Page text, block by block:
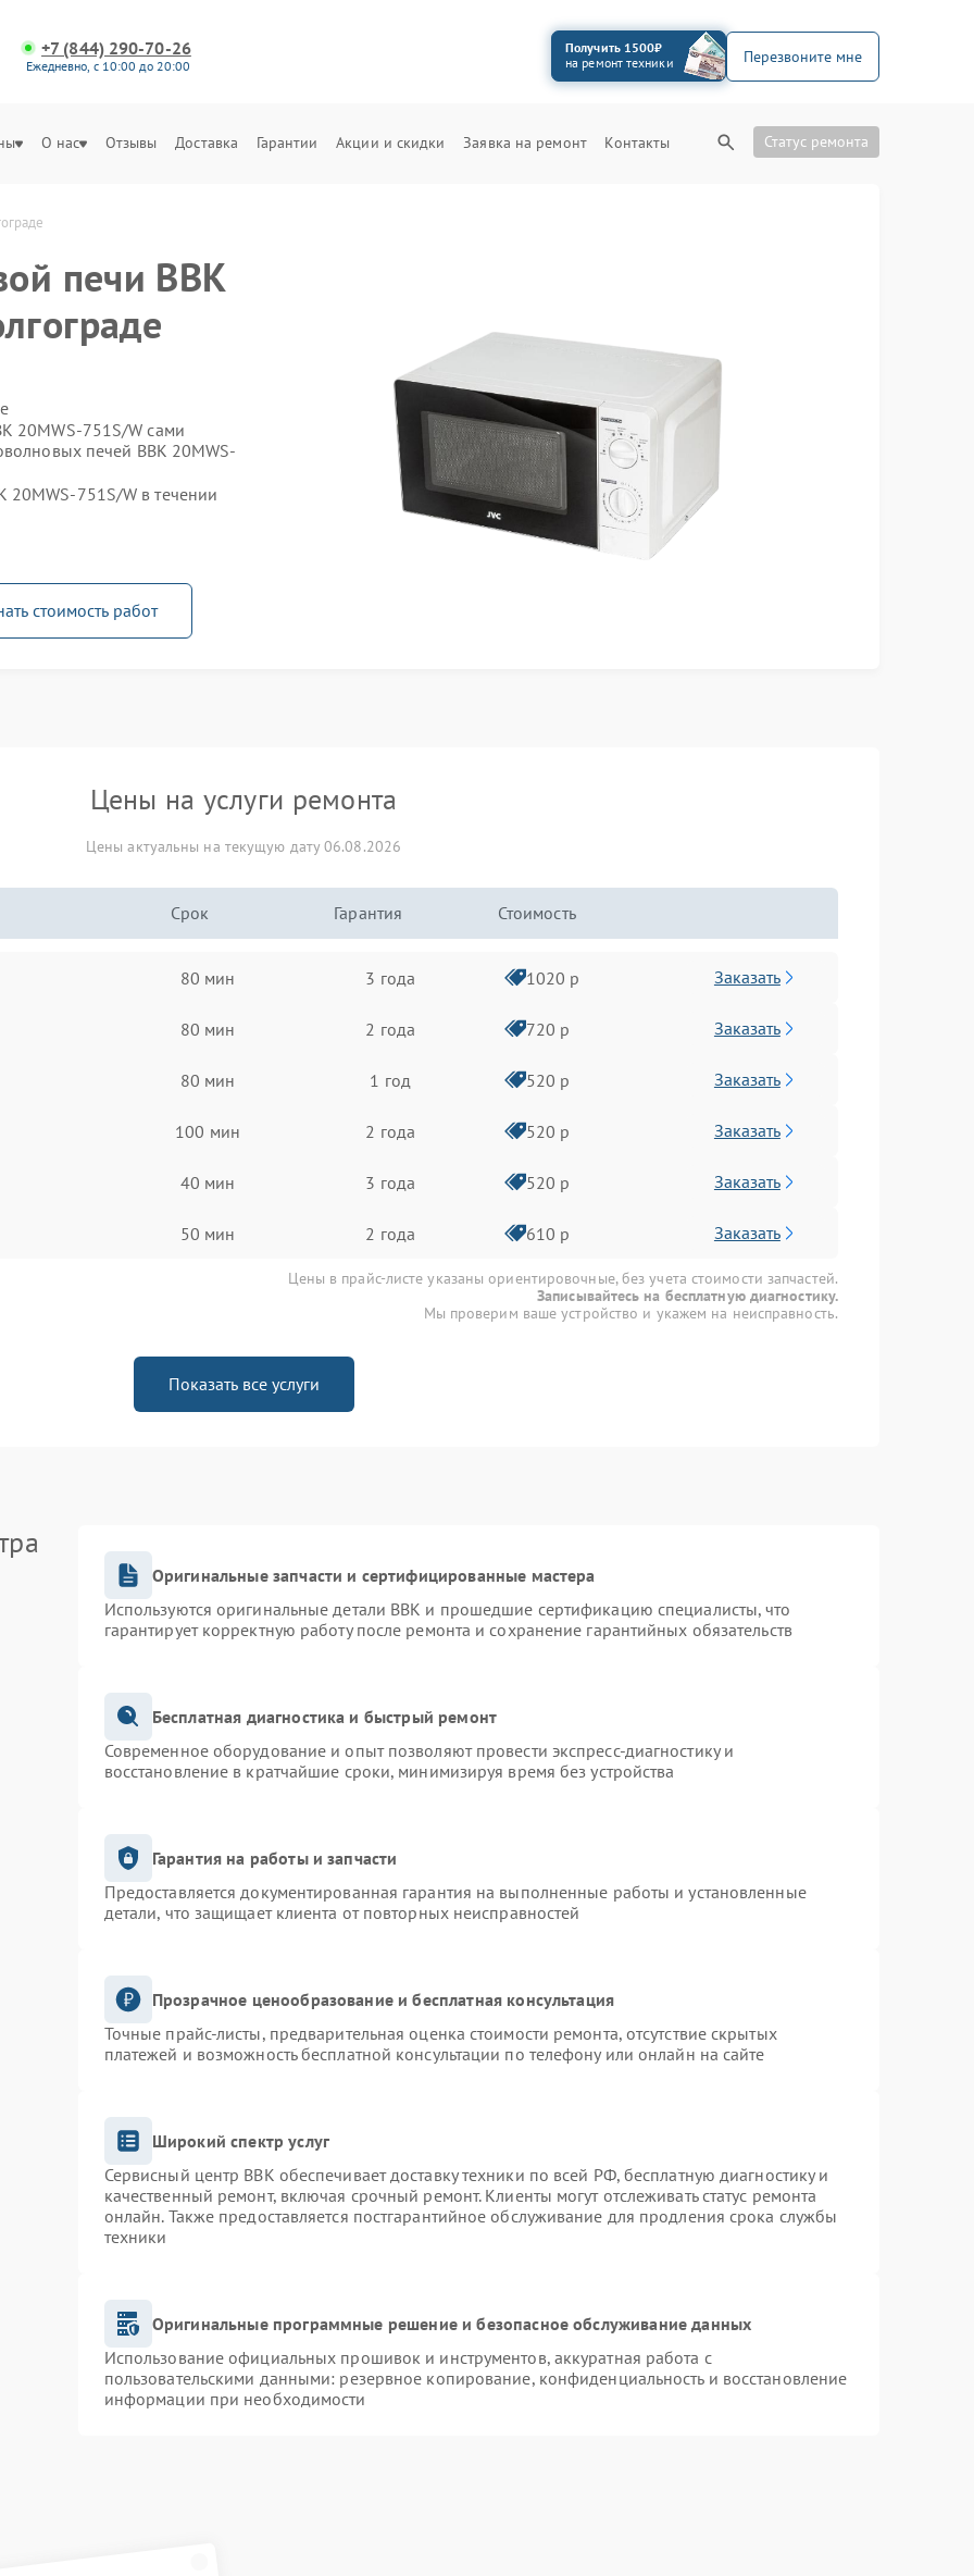
+7 (844) 290-70-26
Ежедневно, с 10:00 до 20:00
Получить 1500₽
на ремонт техники
Перезвоните мне
О нас Отзывы Доставка Гарантии Акции и скидки Заявка на ремонт Контакты Статус ремонта
печи BBK
20MWS-751S/W сами
печей BBK 20MWS-
751S/W в течении
стоимость работ
Цены на услуги ремонта
Цены актуальны на текущую дату 06.08.2026
Срок Гарантия Стоимость
80 мин 3 года 1020 р Заказать
80 мин 2 года 720 р Заказать
80 мин 1 год 520 р Заказать
100 мин 2 года 520 р Заказать
40 мин 3 года 520 р Заказать
50 мин 2 года 610 р Заказать
Цены в прайс-листе указаны ориентировочные, без учета стоимости запчастей.
Записывайтесь на бесплатную диагностику.
Мы проверим ваше устройство и укажем на неисправность.
Показать все услуги
Оригинальные запчасти и сертифицированные мастера
Используются оригинальные детали BBK и прошедшие сертификацию специалисты, что
гарантирует корректную работу после ремонта и сохранение гарантийных обязательств
Бесплатная диагностика и быстрый ремонт
Современное оборудование и опыт позволяют провести экспресс-диагностику и
восстановление в кратчайшие сроки, минимизируя время без устройства
Гарантия на работы и запчасти
Предоставляется документированная гарантия на выполненные работы и установленные
детали, что защищает клиента от повторных неисправностей
Прозрачное ценообразование и бесплатная консультация
Точные прайс-листы, предварительная оценка стоимости ремонта, отсутствие скрытых
платежей и возможность бесплатной консультации по телефону или онлайн на сайте
Широкий спектр услуг
Сервисный центр BBK обеспечивает доставку техники по всей РФ, бесплатную диагностику и
качественный ремонт, включая срочный ремонт. Клиенты могут отслеживать статус ремонта
онлайн. Также предоставляется постгарантийное обслуживание для продления срока службы
техники
Оригинальные программные решение и безопасное обслуживание данных
Использование официальных прошивок и инструментов, аккуратная работа с
пользовательскими данными: резервное копирование, конфиденциальность и восстановление
информации при необходимости